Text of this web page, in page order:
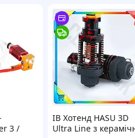
3 /
ІВ Хотенд HASU 3D
Ultra Line з